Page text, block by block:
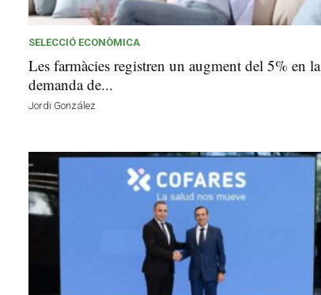
SELECCIÓ ECONÒMICA
Les farmàcies registren un augment del 5% en la
demanda de...
Jordi González